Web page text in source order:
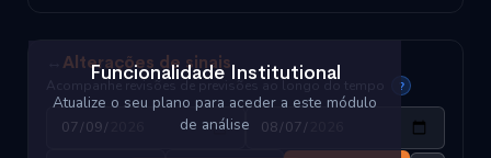
Alterações de sinais
Acompanhe revisões de previsões ao longo do tempo ?
Funcionalidade Institutional
Atualize o seu plano para aceder a este módulo
de análise